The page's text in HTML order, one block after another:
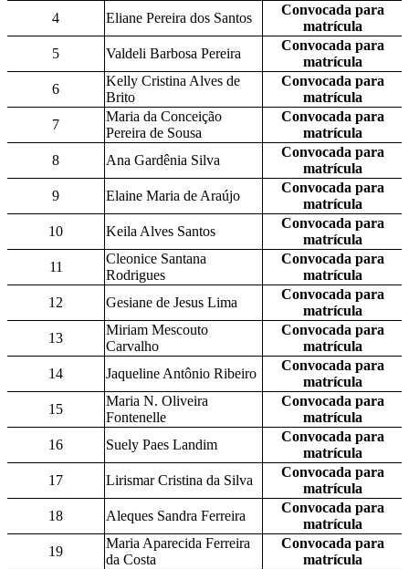
4
Eliane Pereira dos Santos
Convocada para
matrícula
5
Valdeli Barbosa Pereira
Convocada para
matrícula
6
Kelly Cristina Alves de
Brito
Convocada para
matrícula
7
Maria da Conceição
Pereira de Sousa
Convocada para
matrícula
8
Ana Gardênia Silva
Convocada para
matrícula
9
Elaine Maria de Araújo
Convocada para
matrícula
10
Keila Alves Santos
Convocada para
matrícula
11
Cleonice Santana
Rodrigues
Convocada para
matrícula
12
Gesiane de Jesus Lima
Convocada para
matrícula
13
Miriam Mescouto
Carvalho
Convocada para
matrícula
14
Jaqueline Antônio Ribeiro
Convocada para
matrícula
15
Maria N. Oliveira
Fontenelle
Convocada para
matrícula
16
Suely Paes Landim
Convocada para
matrícula
17
Lirismar Cristina da Silva
Convocada para
matrícula
18
Aleques Sandra Ferreira
Convocada para
matrícula
19
Maria Aparecida Ferreira
da Costa
Convocada para
matrícula